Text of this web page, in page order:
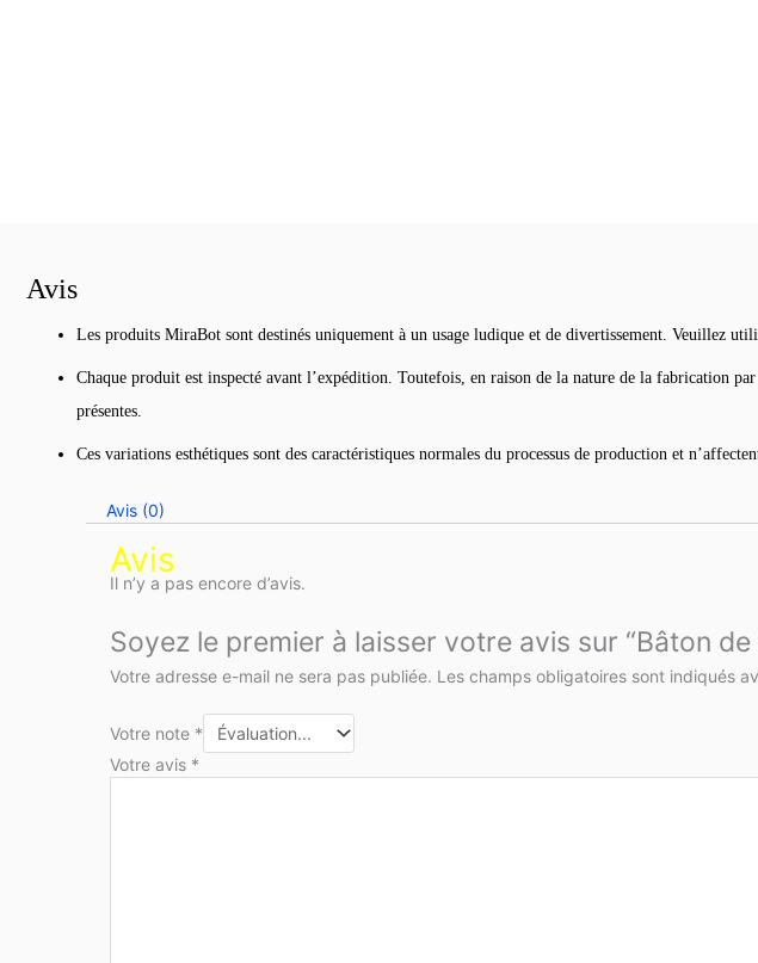
Avis
Les produits MiraBot sont destinés uniquement à un usage ludique et de divertissement. Veuillez
Chaque produit est inspecté avant l’expédition. Toutefois, en raison de la nature de la fabrication
présentes.
Ces variations esthétiques sont des caractéristiques normales du processus de production et
Avis (0)
Avis
Il n’y a pas encore d’avis.
Soyez le premier à laisser votre avis sur “Bâton
Votre adresse e-mail ne sera pas publiée. Les champs obligatoires sont indiqués
Votre note *
Votre avis *